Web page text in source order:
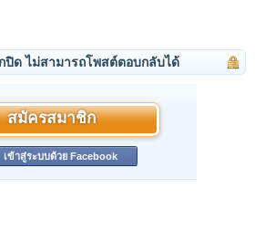
ปิด ไม่สามารถโพสต์ตอบกลับได้
สมัครสมาชิก
เข้าสู่ระบบด้วย Facebook